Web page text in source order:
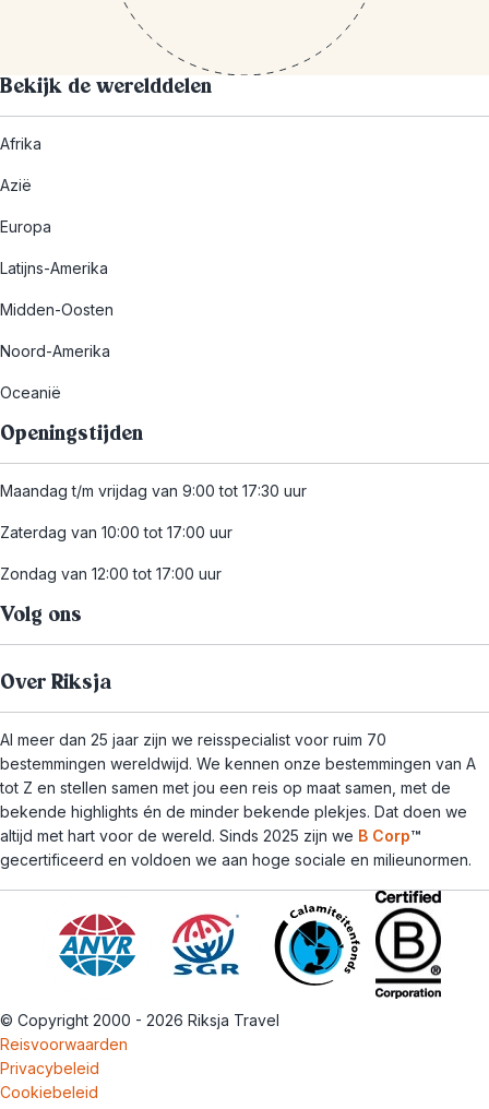
Bekijk de werelddelen
Afrika
Azië
Europa
Latijns-Amerika
Midden-Oosten
Noord-Amerika
Oceanië
Openingstijden
Maandag t/m vrijdag van 9:00 tot 17:30 uur
Zaterdag van 10:00 tot 17:00 uur
Zondag van 12:00 tot 17:00 uur
Volg ons
Over Riksja
Al meer dan 25 jaar zijn we reisspecialist voor ruim 70
bestemmingen wereldwijd. We kennen onze bestemmingen van A
tot Z en stellen samen met jou een reis op maat samen, met de
bekende highlights én de minder bekende plekjes. Dat doen we
altijd met hart voor de wereld. Sinds 2025 zijn we B Corp™
gecertificeerd en voldoen we aan hoge sociale en milieunormen.
© Copyright 2000 - 2026 Riksja Travel
Reisvoorwaarden
Privacybeleid
Cookiebeleid